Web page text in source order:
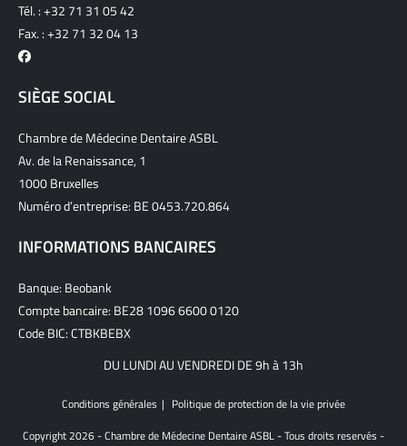
Tél. :+32 71 31 05 42
Fax. : +32 71 32 04 13
SIÈGE SOCIAL
Chambre de Médecine Dentaire ASBL
Av. de la Renaissance, 1
1000 Bruxelles
Numéro d’entreprise: BE 0453.720.864
INFORMATIONS BANCAIRES
Banque: Beobank
Compte bancaire: BE28 1096 6600 0120
Code BIC: CTBKBEBX
DU LUNDI AU VENDREDI DE 9h à 13h
Conditions générales
Politique de protection de la vie privée
Copyright 2026 - Chambre de Médecine Dentaire ASBL - Tous droits reservés -